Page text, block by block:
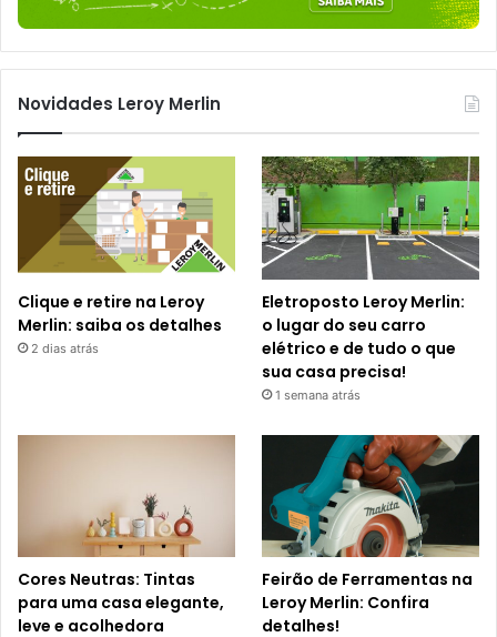
Novidades Leroy Merlin
Clique e retire na Leroy
Merlin: saiba os detalhes
2 dias atrás
Eletroposto Leroy Merlin:
o lugar do seu carro
elétrico e de tudo o que
sua casa precisa!
1 semana atrás
Cores Neutras: Tintas
para uma casa elegante,
leve e acolhedora
Feirão de Ferramentas na
Leroy Merlin: Confira
detalhes!